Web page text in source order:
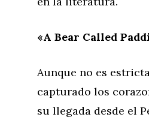
«A Bear Called
Aunque no es
capturado los
su llegada desde el